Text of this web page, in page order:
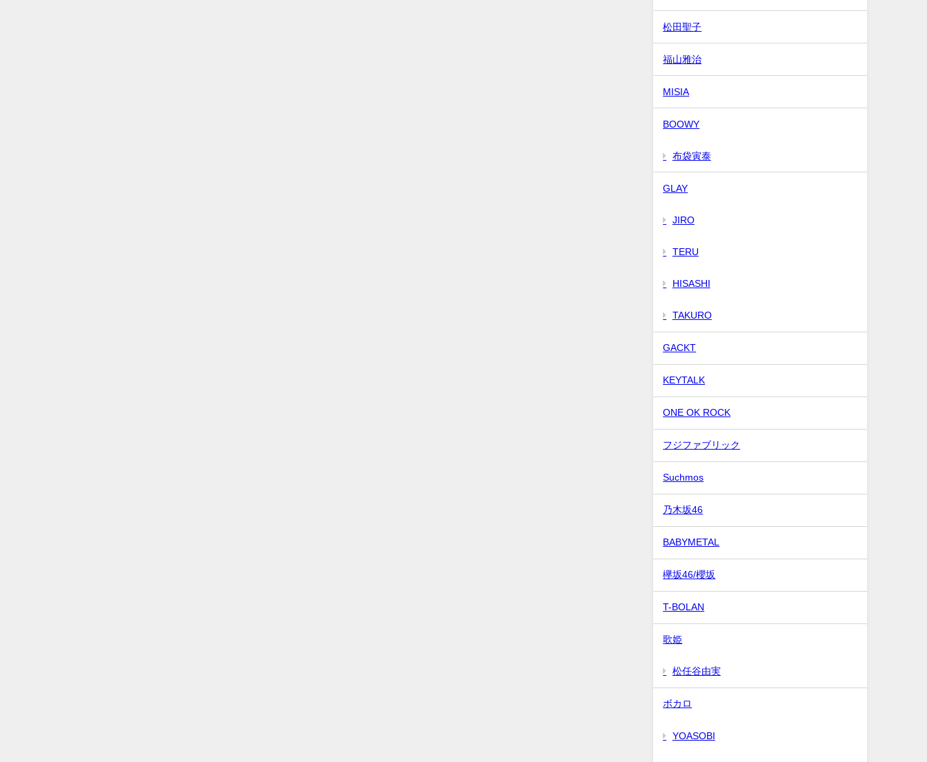
松田聖子
福山雅治
MISIA
BOOWY
布袋寅泰
GLAY
JIRO
TERU
HISASHI
TAKURO
GACKT
KEYTALK
ONE OK ROCK
フジファブリック
Suchmos
乃木坂46
BABYMETAL
欅坂46/櫻坂
T-BOLAN
歌姫
松任谷由実
ボカロ
YOASOBI